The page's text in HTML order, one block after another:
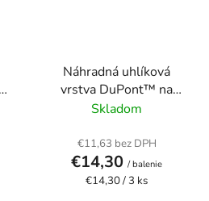
Náhradná uhlíková
vrstva DuPont™ na
čističku vzduchu, LEITZ
2500"
Skladom
€11,63 bez DPH
€14,30 / balenie
Jednotková
€14,30 / 3 ks